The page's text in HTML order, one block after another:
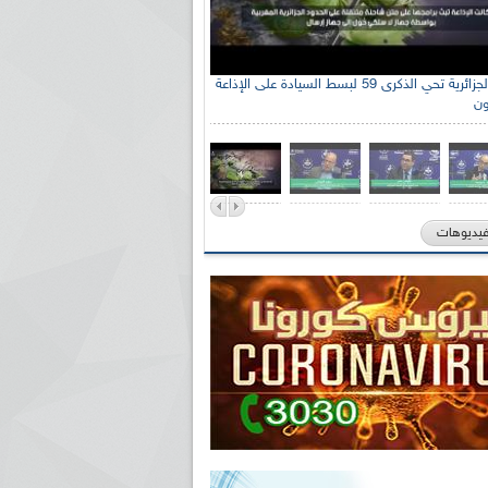
الإذاعة الجزائرية تحي الذكرى 59 لبسط السيادة على الإذاعة
الوطنية الجزائرية للتضامن مع الشعب
السيد سعيد العياشي